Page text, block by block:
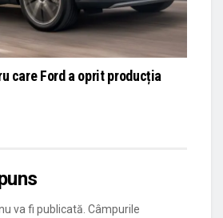
care Ford a oprit producția
va fi publicată. Câmpurile